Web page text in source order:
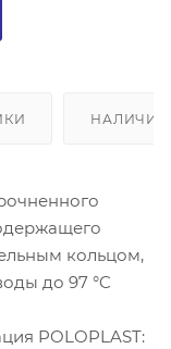
НАЛИЧИЕ
кольцом,
до 97 °C
POLOPLAST: